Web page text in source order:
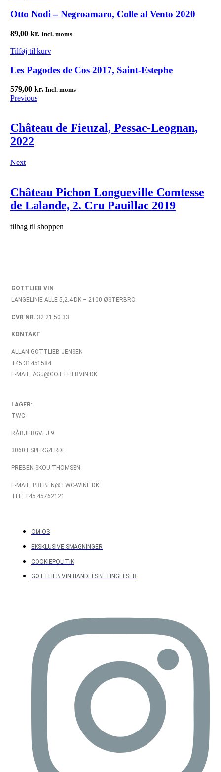
Otto Nodi – Negroamaro, Colle al Vento 2020
89,00 kr. Incl. moms
Tilføj til kurv
Les Pagodes de Cos 2017, Saint-Estephe
579,00 kr. Incl. moms
Previous
Château de Fieuzal, Pessac-Leognan,
2022
Next
Château Pichon Longueville Comtesse
de Lalande, 2. Cru Pauillac 2019
tilbag til shoppen
GOTTLIEB VIN
LANGELINIE ALLE 5,2.4 DK – 2100 ØSTERBRO
CVR NR. 32 21 50 33
KONTAKT
ALLAN GOTTLIEB JENSEN
+45 31451584
E-MAIL: AGJ@GOTTLIEBVIN.DK
LAGER:
TWC
RÅBJERGVEJ 9
3060 ESPERGÆRDE
PREBEN SKOU THOMSEN
E-MAIL: PREBEN@TWC-WINE.DK
TLF: +45 45762121
OM OS
EKSKLUSIVE SMAGNINGER
COOKIEPOLITIK
GOTTLIEB VIN HANDELSBETINGELSER